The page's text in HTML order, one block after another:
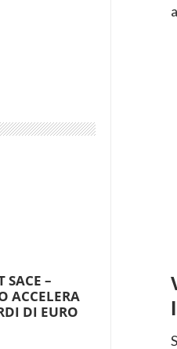
SACE –
ACCELERA
DI EURO